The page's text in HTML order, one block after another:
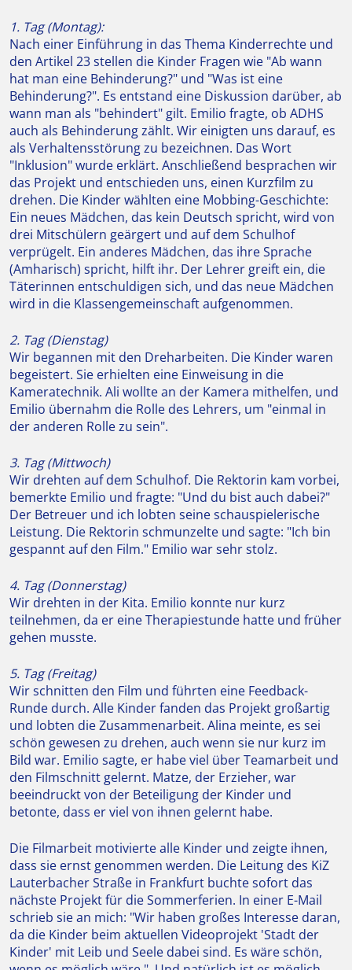
1. Tag (Montag):
Nach einer Einführung in das Thema Kinderrechte und
den Artikel 23 stellen die Kinder Fragen wie "Ab wann
hat man eine Behinderung?" und "Was ist eine
Behinderung?". Es entstand eine Diskussion darüber, ab
wann man als "behindert" gilt. Emilio fragte, ob ADHS
auch als Behinderung zählt. Wir einigten uns darauf, es
als Verhaltensstörung zu bezeichnen. Das Wort
"Inklusion" wurde erklärt. Anschließend besprachen wir
das Projekt und entschieden uns, einen Kurzfilm zu
drehen. Die Kinder wählten eine Mobbing-Geschichte:
Ein neues Mädchen, das kein Deutsch spricht, wird von
drei Mitschülern geärgert und auf dem Schulhof
verprügelt. Ein anderes Mädchen, das ihre Sprache
(Amharisch) spricht, hilft ihr. Der Lehrer greift ein, die
Täterinnen entschuldigen sich, und das neue Mädchen
wird in die Klassengemeinschaft aufgenommen.
2. Tag (Dienstag)
Wir begannen mit den Dreharbeiten. Die Kinder waren
begeistert. Sie erhielten eine Einweisung in die
Kameratechnik. Ali wollte an der Kamera mithelfen, und
Emilio übernahm die Rolle des Lehrers, um "einmal in
der anderen Rolle zu sein".
3. Tag (Mittwoch)
Wir drehten auf dem Schulhof. Die Rektorin kam vorbei,
bemerkte Emilio und fragte: "Und du bist auch dabei?"
Der Betreuer und ich lobten seine schauspielerische
Leistung. Die Rektorin schmunzelte und sagte: "Ich bin
gespannt auf den Film." Emilio war sehr stolz.
4. Tag (Donnerstag)
Wir drehten in der Kita. Emilio konnte nur kurz
teilnehmen, da er eine Therapiestunde hatte und früher
gehen musste.
5. Tag (Freitag)
Wir schnitten den Film und führten eine Feedback-
Runde durch. Alle Kinder fanden das Projekt großartig
und lobten die Zusammenarbeit. Alina meinte, es sei
schön gewesen zu drehen, auch wenn sie nur kurz im
Bild war. Emilio sagte, er habe viel über Teamarbeit und
den Filmschnitt gelernt. Matze, der Erzieher, war
beeindruckt von der Beteiligung der Kinder und
betonte, dass er viel von ihnen gelernt habe.
Die Filmarbeit motivierte alle Kinder und zeigte ihnen,
dass sie ernst genommen werden. Die Leitung des KiZ
Lauterbacher Straße in Frankfurt buchte sofort das
nächste Projekt für die Sommerferien. In einer E-Mail
schrieb sie an mich: "Wir haben großes Interesse daran,
da die Kinder beim aktuellen Videoprojekt 'Stadt der
Kinder' mit Leib und Seele dabei sind. Es wäre schön,